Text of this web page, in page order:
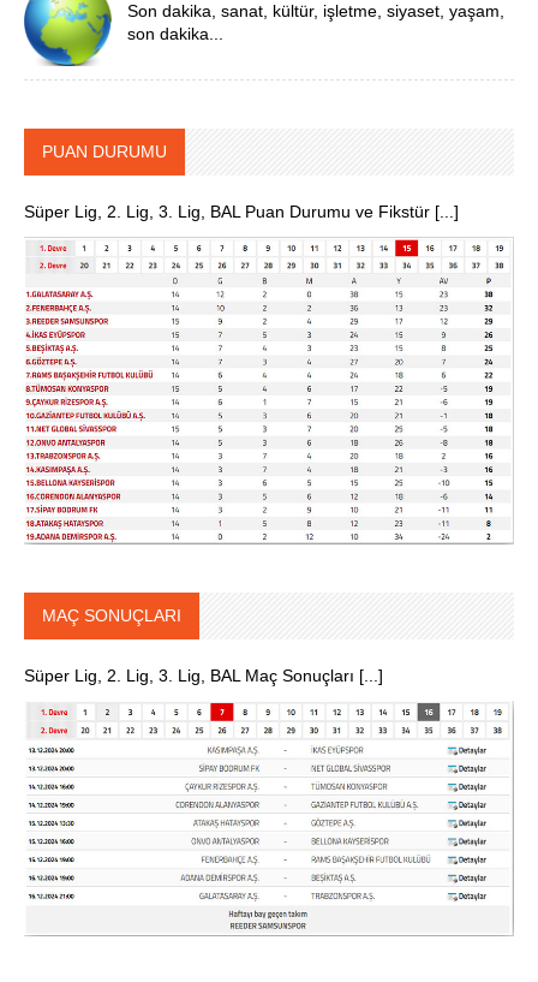
Son dakika, sanat, kültür, işletme, siyaset, yaşam,
son dakika...
PUAN DURUMU
Süper Lig, 2. Lig, 3. Lig, BAL Puan Durumu ve Fikstür [...]
MAÇ SONUÇLARI
Süper Lig, 2. Lig, 3. Lig, BAL Maç Sonuçları [...]